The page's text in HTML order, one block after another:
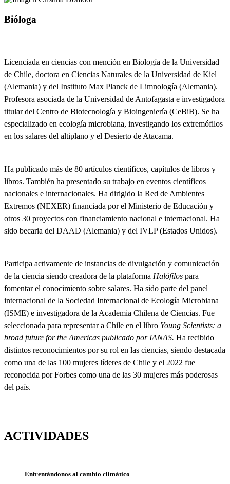
Bióloga
Licenciada en ciencias con mención en Biología de la Universidad
de Chile, doctora en Ciencias Naturales de la Universidad de Kiel
(Alemania) y del Instituto Max Planck de Limnología (Alemania).
Profesora asociada de la Universidad de Antofagasta e investigadora
titular del Centro de Biotecnología y Bioingeniería (CeBiB). Se ha
especializado en ecología microbiana, investigando los extremófilos
en los salares del altiplano y el Desierto de Atacama.
Ha publicado más de 80 artículos científicos, capítulos de libros y
libros. También ha presentado su trabajo en eventos científicos
nacionales e internacionales. Ha dirigido la Red de Ambientes
Extremos (NEXER) financiada por el Ministerio de Educación y
otros 30 proyectos con financiamiento nacional e internacional. Ha
sido becaria del DAAD (Alemania) y del IVLP (Estados Unidos).
Participa activamente de instancias de divulgación y comunicación
de la ciencia siendo creadora de la plataforma Halófilos para
fomentar el conocimiento sobre salares. Ha sido parte del panel
internacional de la Sociedad Internacional de Ecología Microbiana
(ISME) e investigadora de la Academia Chilena de Ciencias. Fue
seleccionada para representar a Chile en el libro Young Scientists: a
broad future for the Americas publicado por IANAS. Ha recibido
distintos reconocimientos por su rol en las ciencias, siendo destacada
como una de las 100 mujeres líderes de Chile y el 2022 fue
reconocida por Forbes como una de las 30 mujeres más poderosas
del país.
ACTIVIDADES
Enfrentándonos al cambio climático